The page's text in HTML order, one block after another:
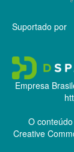
Suportado por
Empresa
O
Creative